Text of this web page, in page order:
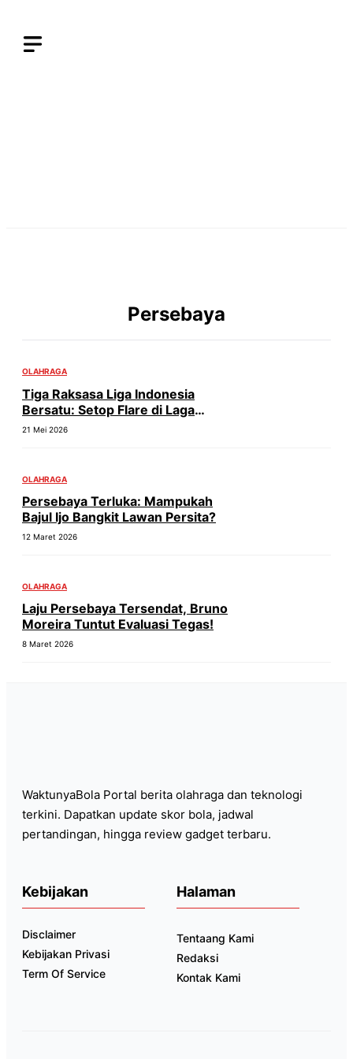
Persebaya
OLAHRAGA
Tiga Raksasa Liga Indonesia
Bersatu: Setop Flare di Laga
Penentu!
21 Mei 2026
OLAHRAGA
Persebaya Terluka: Mampukah
Bajul Ijo Bangkit Lawan Persita?
12 Maret 2026
OLAHRAGA
Laju Persebaya Tersendat, Bruno
Moreira Tuntut Evaluasi Tegas!
8 Maret 2026
WaktunyaBola Portal berita olahraga dan teknologi
terkini. Dapatkan update skor bola, jadwal
pertandingan, hingga review gadget terbaru.
Kebijakan
Disclaimer
Kebijakan Privasi
Term Of Service
Halaman
Tentaang Kami
Redaksi
Kontak Kami